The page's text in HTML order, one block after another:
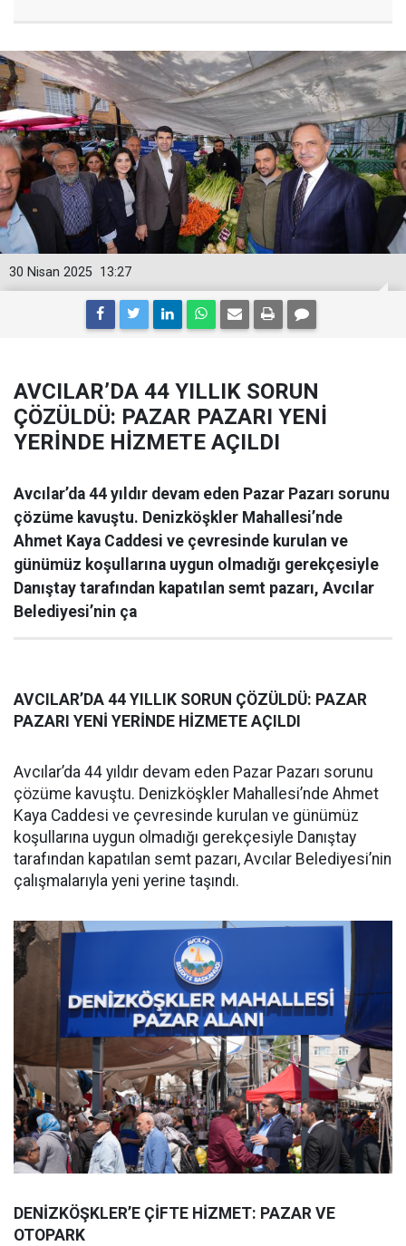
13:27
30 Nisan 2025
AVCILAR’DA 44 YILLIK SORUN
ÇÖZÜLDÜ: PAZAR PAZARI YENİ
YERİNDE HİZMETE AÇILDI
Avcılar’da 44 yıldır devam eden Pazar Pazarı sorunu
çözüme kavuştu. Denizköşkler Mahallesi’nde
Ahmet Kaya Caddesi ve çevresinde kurulan ve
günümüz koşullarına uygun olmadığı gerekçesiyle
Danıştay tarafından kapatılan semt pazarı, Avcılar
Belediyesi’nin ça
AVCILAR’DA 44 YILLIK SORUN ÇÖZÜLDÜ: PAZAR
PAZARI YENİ YERİNDE HİZMETE AÇILDI
Avcılar’da 44 yıldır devam eden Pazar Pazarı sorunu
çözüme kavuştu. Denizköşkler Mahallesi’nde Ahmet
Kaya Caddesi ve çevresinde kurulan ve günümüz
koşullarına uygun olmadığı gerekçesiyle Danıştay
tarafından kapatılan semt pazarı, Avcılar Belediyesi’nin
çalışmalarıyla yeni yerine taşındı.
DENİZKÖŞKLER’E ÇİFTE HİZMET: PAZAR VE
OTOPARK